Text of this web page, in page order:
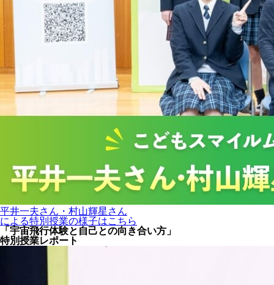
平井一夫さん・村山輝星さん
による特別授業の様子はこちら
「宇宙飛行体験と自己との向き合い方」
特別授業レポート